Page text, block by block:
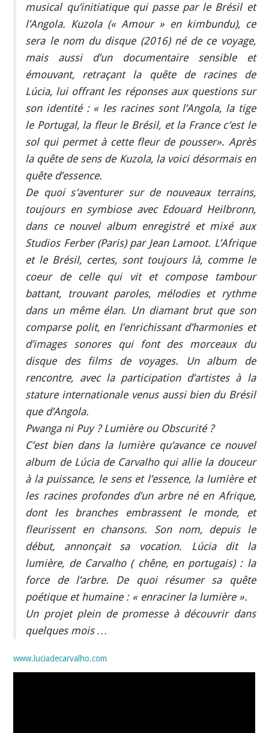
musical qu’initiatique qui passe par le Brésil et
l’Angola. Kuzola (« Amour » en kimbundu), ce
sera le nom du disque (2016) né de ce voyage,
mais aussi d’un documentaire sensible et
émouvant, retraçant la quête de racines de
Lúcia, lui offrant les réponses aux questions sur
son identité : « les racines sont l’Angola, la tige
le Portugal, la fleur le Brésil, et la France c’est le
sol qui permet à cette fleur de pousser». Après
la quête de sens de Kuzola, la voici désormais en
quête d’essence.
De quoi s’aventurer sur de nouveaux terrains,
toujours en symbiose avec Edouard Heilbronn,
dans ce nouvel album enregistré et mixé aux
Studios Ferber (Paris) par Jean Lamoot. L’Afrique
et le Brésil, certes, sont toujours là, comme le
coeur de celle qui vit et compose tambour
battant, trouvant paroles, mélodies et rythme
dans un même élan. Un diamant brut que son
comparse polit, en l’enrichissant d’harmonies et
d’images sonores qui font des morceaux du
disque des films de voyages. Un album de
rencontre, avec la participation d’artistes à la
stature internationale venus aussi bien du Brésil
que d’Angola.
Pwanga ni Puy ? Lumière ou Obscurité ?
C’est bien dans la lumière qu’avance ce nouvel
album de Lúcia de Carvalho qui allie la douceur
à la puissance, le sens et l’essence, la lumière et
les racines profondes d’un arbre né en Afrique,
dont les branches embrassent le monde, et
fleurissent en chansons. Son nom, depuis le
début, annonçait sa vocation. Lúcia dit la
lumière, de Carvalho ( chêne, en portugais) : la
force de l’arbre. De quoi résumer sa quête
poétique et humaine : « enraciner la lumière ».
Un projet plein de promesse à découvrir dans
quelques mois …
www.luciadecarvalho.com